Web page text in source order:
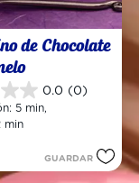
de Chocolate
0.0 (0)
5 min,
min
GUARDAR